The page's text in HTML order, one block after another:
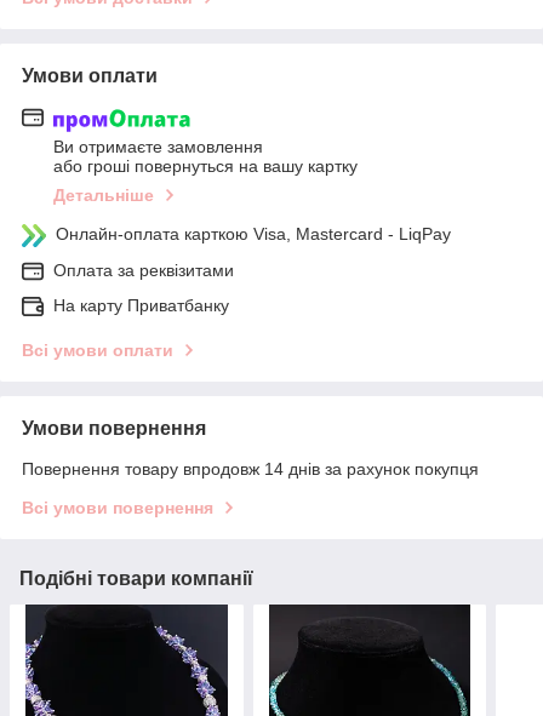
Умови оплати
Ви отримаєте замовлення
або гроші повернуться на вашу картку
Детальніше
Онлайн-оплата карткою Visa, Mastercard - LiqPay
Оплата за реквізитами
На карту Приватбанку
Всі умови оплати
Умови повернення
Повернення товару впродовж 14 днів за рахунок покупця
Всі умови повернення
Подібні товари компанії